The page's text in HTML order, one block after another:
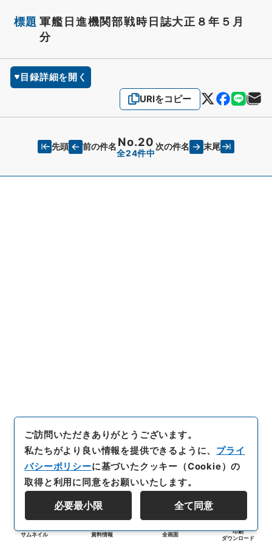
標題 軍艦日進機関部戦時日誌大正８年５月
分
目録詳細を開く
URIをコピー
先頭 前の件名 No.20
全24件中
次の件名 末尾
サムネイル 資料情報 全画面
印刷
ダウンロード
ご訪問いただきありがとうございます。
私たちがより良い情報を提供できるように、 プライ
バシーポリシーに基づいたクッキー（Cookie）の
取得と利用に同意をお願いいたします。
必要最小限 全て同意